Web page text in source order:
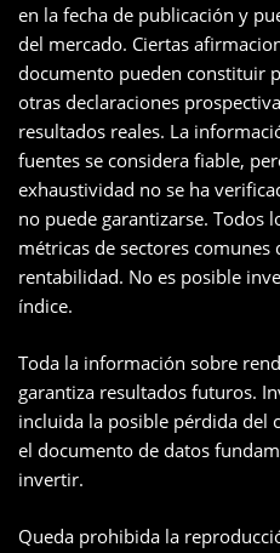
en la fecha de publicación y
del mercado. Ciertas
documento pueden constituir
otras declaraciones
resultados reales. La
fuentes se considera fiable,
exhaustividad no se ha
no puede garantizarse. Todos
métricas de sectores comunes
rentabilidad. No es posible
índice.
Toda la información sobre
garantiza resultados futuros.
incluida la posible pérdida del
el documento de datos
invertir.
Queda prohibida la